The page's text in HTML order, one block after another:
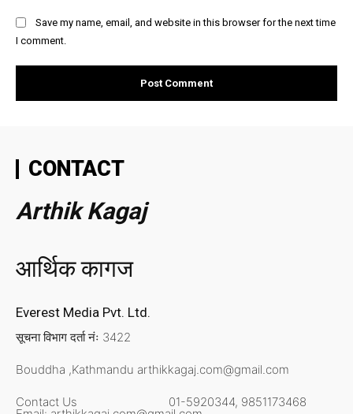
Save my name, email, and website in this browser for the next time
I comment.
CONTACT
Arthik Kagaj
आर्थिक कागज
Everest Media Pvt. Ltd.
सूचना विभाग दर्ता नंः 3422
Bouddha ,Kathmandu arthikkagaj.com@gmail.com
Contact Us 01-5920344, 9851173468